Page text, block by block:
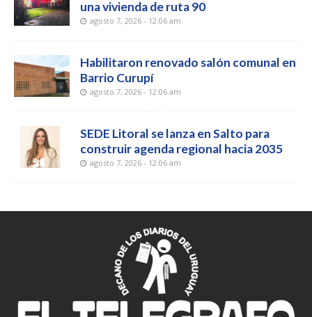
una vivienda de ruta 90
agosto 7, 2026 - 12:06 am
Habilitaron renovado salón comunal en
Barrio Curupí
agosto 7, 2026 - 12:06 am
SEDE Litoral se lanza en Salto para
construir agenda regional hacia 2035
agosto 7, 2026 - 12:06 am